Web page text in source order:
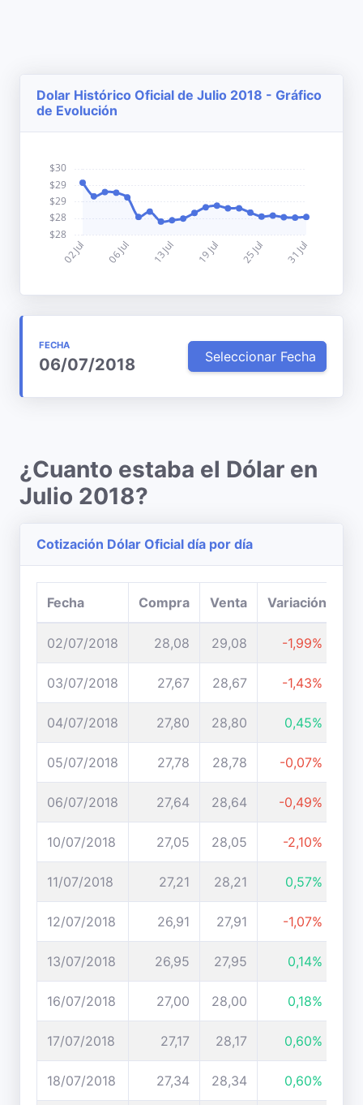
Dolar Histórico Oficial de Julio 2018 - Gráfico
de Evolución
FECHA
06/07/2018 Seleccionar Fecha
¿Cuanto estaba el Dólar en
Julio 2018?
Cotización Dólar Oficial día por día
Fecha Compra Venta Variación
02/07/2018 28,08 29,08 -1,99%
03/07/2018 27,67 28,67 -1,43%
04/07/2018 27,80 28,80 0,45%
05/07/2018 27,78 28,78 -0,07%
06/07/2018 27,64 28,64 -0,49%
10/07/2018 27,05 28,05 -2,10%
11/07/2018 27,21 28,21 0,57%
12/07/2018 26,91 27,91 -1,07%
13/07/2018 26,95 27,95 0,14%
16/07/2018 27,00 28,00 0,18%
17/07/2018 27,17 28,17 0,60%
18/07/2018 27,34 28,34 0,60%